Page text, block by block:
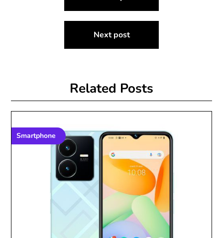
navigation
Next post
Related Posts
Smartphone